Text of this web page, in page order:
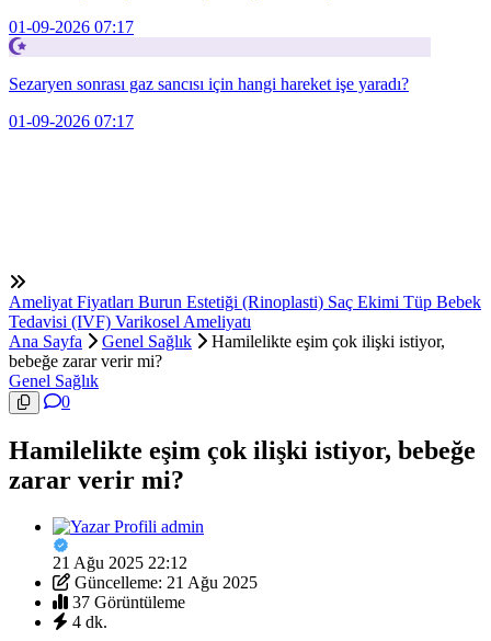
01-09-2026 07:17
Sezaryen sonrası gaz sancısı için hangi hareket işe yaradı?
01-09-2026 07:17
Ameliyat Fiyatları Burun Estetiği (Rinoplasti) Saç Ekimi Tüp Bebek
Tedavisi (IVF) Varikosel Ameliyatı
Ana Sayfa
Genel Sağlık
Hamilelikte eşim çok ilişki istiyor,
bebeğe zarar verir mi?
Genel Sağlık
0
Hamilelikte eşim çok ilişki istiyor, bebeğe
zarar verir mi?
admin
21 Ağu 2025 22:12
Güncelleme: 21 Ağu 2025
37 Görüntüleme
4 dk.